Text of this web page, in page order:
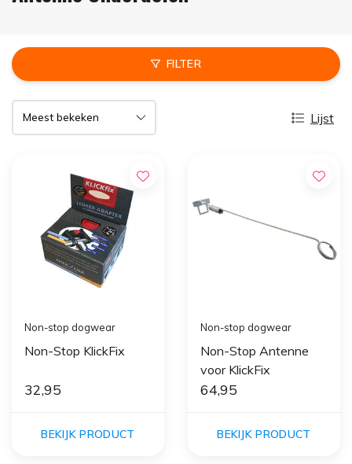
FILTER
Lijst
Non-stop dogwear
Non-Stop KlickFix
32,95
BEKIJK PRODUCT
Non-stop dogwear
Non-Stop Antenne
voor KlickFix
64,95
BEKIJK PRODUCT